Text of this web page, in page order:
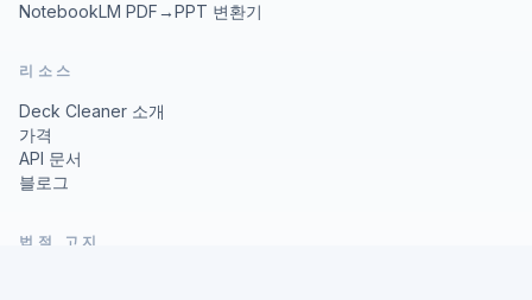
NotebookLM PDF→PPT 변환기
리소스
Deck Cleaner 소개
가격
API 문서
블로그
법적 고지